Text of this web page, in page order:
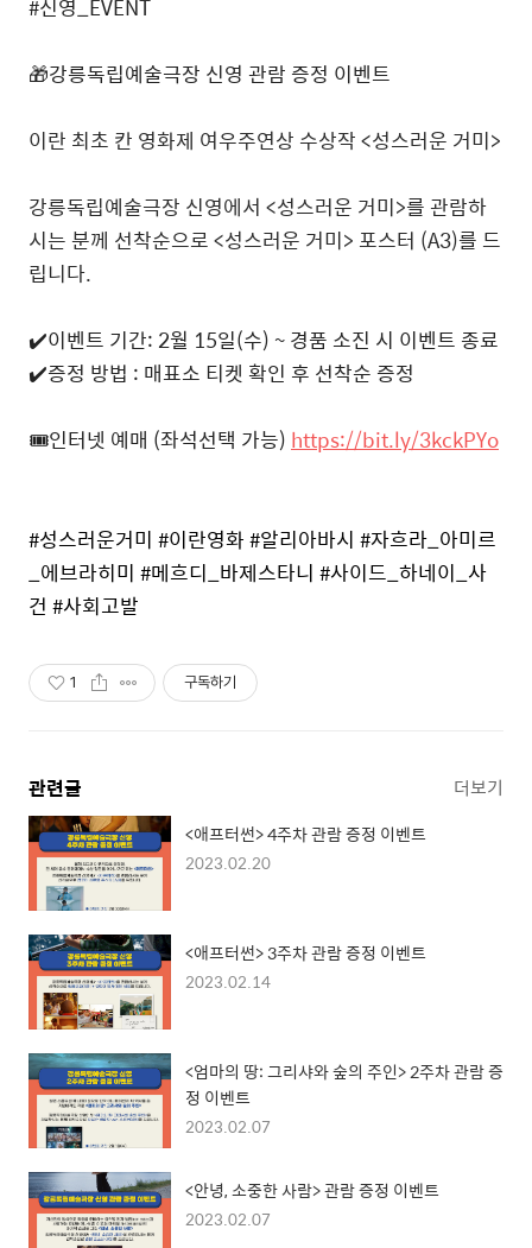
#신영_EVENT
🎁강릉독립예술극장 신영 관람 증정 이벤트
이란 최초 칸 영화제 여우주연상 수상작 <성스러운 거미>
강릉독립예술극장 신영에서 <성스러운 거미>를 관람하
시는 분께 선착순으로 <성스러운 거미> 포스터 (A3)를 드
립니다.
✔️이벤트 기간: 2월 15일(수) ~ 경품 소진 시 이벤트 종료
✔️증정 방법 : 매표소 티켓 확인 후 선착순 증정
🎟️인터넷 예매 (좌석선택 가능) https://bit.ly/3kckPYo
#성스러운거미 #이란영화#알리아바시 #자흐라_아미르
_에브라히미 #메흐디_바제스타니 #사이드_하네이_사
건 #사회고발
1 구독하기
관련글 더보기
<애프터썬> 4주차 관람 증정 이벤트
2023.02.20
<애프터썬> 3주차 관람 증정 이벤트
2023.02.14
<엄마의 땅: 그리샤와 숲의 주인> 2주차 관람 증
정 이벤트
2023.02.07
<안녕, 소중한 사람> 관람 증정 이벤트
2023.02.07